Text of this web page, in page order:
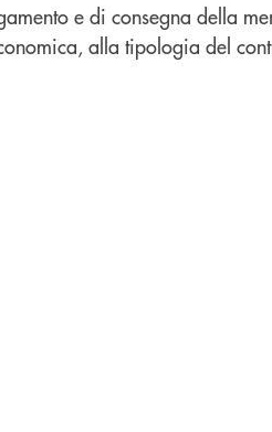
e di consegna della
alla tipologia del